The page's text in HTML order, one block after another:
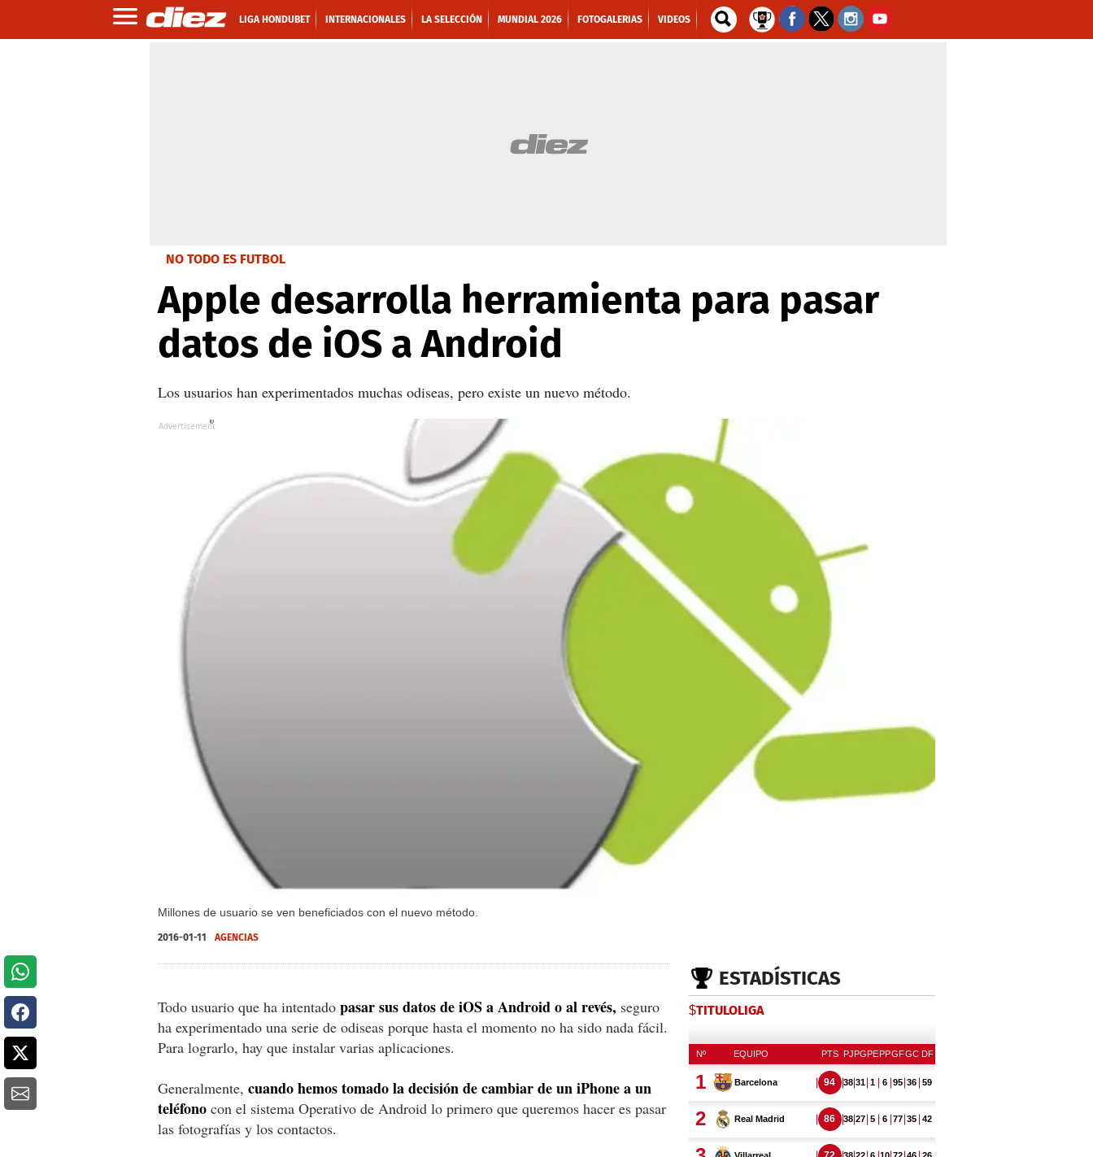
LIGA HONDUBET INTERNACIONALES LA SELECCIÓN MUNDIAL 2026 FOTOGALERIAS VIDEOS
NO TODO ES FUTBOL
Apple desarrolla herramienta para pasar
datos de iOS a Android
Los usuarios han experimentados muchas odiseas, pero existe un nuevo método.
Millones de usuario se ven beneficiados con el nuevo método.
X
2016-01-11 AGENCIAS
Todo usuario que ha intentado pasar sus datos de iOS a Android o al revés, seguro
ha experimentado una serie de odiseas porque hasta el momento no ha sido nada fácil.
Para lograrlo, hay que instalar varias aplicaciones.
Generalmente, cuando hemos tomado la decisión de cambiar de un iPhone a un
teléfono con el sistema Operativo de Android lo primero que queremos hacer es pasar
las fotografías y los contactos.
ESTADÍSTICAS
$TITULOLIGA